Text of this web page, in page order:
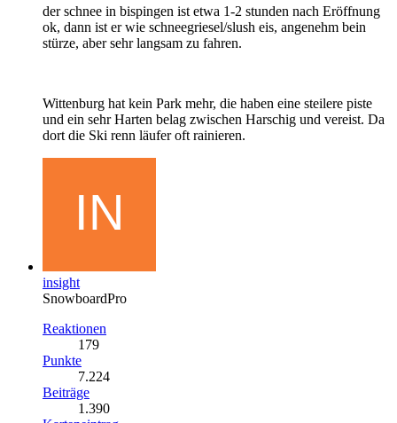
der schnee in bispingen ist etwa 1-2 stunden nach Eröffnung
ok, dann ist er wie schneegriesel/slush eis, angenehm bein
stürze, aber sehr langsam zu fahren.
Wittenburg hat kein Park mehr, die haben eine steilere piste
und ein sehr Harten belag zwischen Harschig und vereist. Da
dort die Ski renn läufer oft rainieren.
insight
SnowboardPro
Reaktionen
179
Punkte
7.224
Beiträge
1.390